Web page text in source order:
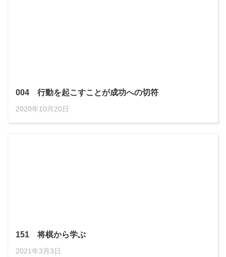
004 行動を起こすことが成功への切符
2020年10月20日
151 将棋から学ぶ
2021年3月3日